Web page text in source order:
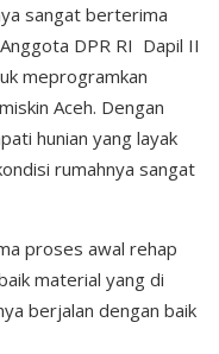
sangat berterima
DPR RI Dapil II
meprogramkan
Aceh. Dengan
hunian yang layak
rumahnya sangat
proses awal rehap
material yang di
berjalan dengan baik